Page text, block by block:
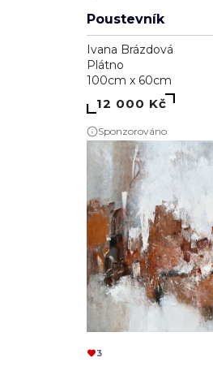
Poustevník
Ivana Brázdová
Plátno
100cm x 60cm
12 000 Kč
Sponzorováno
3